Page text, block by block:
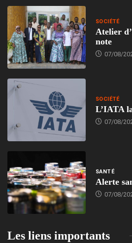
SOCIÉTÉ
Atelier
note
07/08/
SOCIÉTÉ
L’IATA
07/08/
SANTÉ
Alerte
07/08/
Les liens importants